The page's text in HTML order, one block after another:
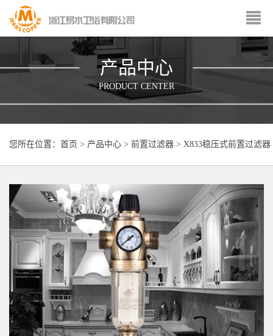
产品中心
PRODUCT CENTER
您所在位置： 首页 > 产品中心 > 前置过滤器 > X833稳压式前置过滤器